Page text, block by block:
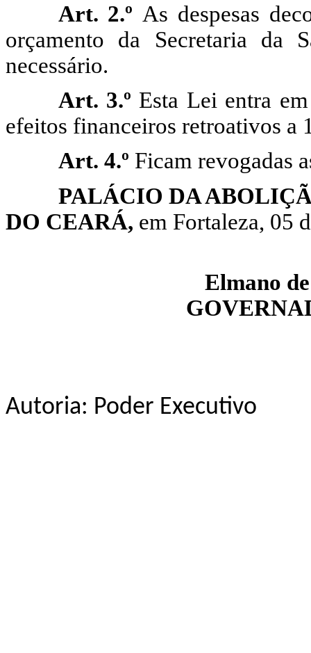
Art. 2.º As despesas
orçamento da Secretaria da
necessário.
Art. 3.º Esta Lei entra
efeitos financeiros retroativos a
Art. 4.º Ficam revogadas
PALÁCIO DA
DO CEARÁ, em Fortaleza, 05
Elmano
Autoria: Poder Executivo